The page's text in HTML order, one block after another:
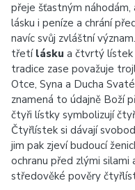
přeje šťastným
lásku i peníze a chrání
navíc svůj zvláštní
třetí lásku a čtvrtý lístek
tradice zase považuje
Otce, Syna a Ducha
znamená to údajně Boží
čtyři lístky symbolizují
Čtyřlístek si dávají
jim pak zjeví budoucí
ochranu před zlými
středověké pověry